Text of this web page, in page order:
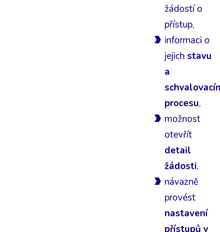
žádostí o
přístup,
informaci o
jejich stavu
a
procesu,
možnost
otevřít
detail
žádosti,
návazně
provést
nastavení
přístupů v